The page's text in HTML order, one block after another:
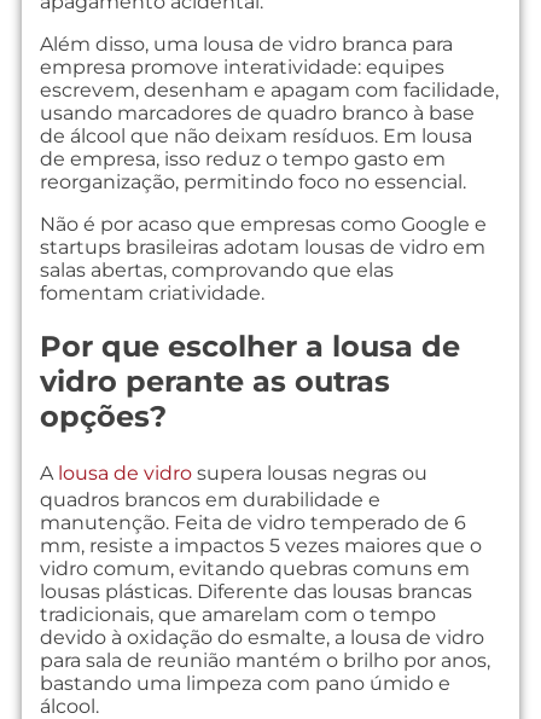
Além disso, uma lousa de vidro branca para
empresa promove interatividade: equipes
escrevem, desenham e apagam com facilidade,
usando marcadores de quadro branco à base
de álcool que não deixam resíduos. Em lousa
de empresa, isso reduz o tempo gasto em
reorganização, permitindo foco no essencial.
Não é por acaso que empresas como Google e
startups brasileiras adotam lousas de vidro em
salas abertas, comprovando que elas
fomentam criatividade.
Por que escolher a lousa de
vidro perante as outras
opções?
A lousa de vidro supera lousas negras ou
quadros brancos em durabilidade e
manutenção. Feita de vidro temperado de 6
mm, resiste a impactos 5 vezes maiores que o
vidro comum, evitando quebras comuns em
lousas plásticas. Diferente das lousas brancas
tradicionais, que amarelam com o tempo
devido à oxidação do esmalte, a lousa de vidro
para sala de reunião mantém o brilho por anos,
bastando uma limpeza com pano úmido e
álcool.